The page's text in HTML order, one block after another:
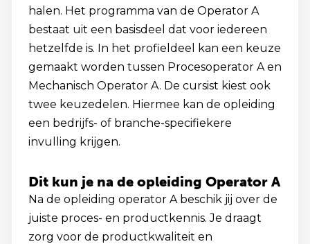
halen. Het programma van de Operator A
bestaat uit een basisdeel dat voor iedereen
hetzelfde is. In het profieldeel kan een keuze
gemaakt worden tussen Procesoperator A en
Mechanisch Operator A. De cursist kiest ook
twee keuzedelen. Hiermee kan de opleiding
een bedrijfs- of branche-specifiekere
invulling krijgen.
Dit kun je na de opleiding Operator A
Na de opleiding operator A beschik jij over de
juiste proces- en productkennis. Je draagt
zorg voor de productkwaliteit en